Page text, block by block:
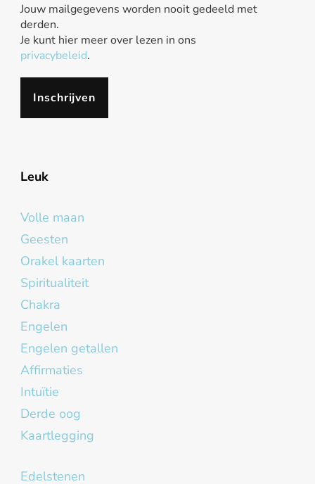
Jouw mailgegevens worden nooit gedeeld met
derden.
Je kunt hier meer over lezen in ons
privacybeleid.
Leuk
Volle maan
Geesten
Orakel kaarten
Spiritualiteit
Chakra
Engelen
Engelen getallen
Affirmaties
Intuïtie
Derde oog
Kaartlegging
Edelstenen